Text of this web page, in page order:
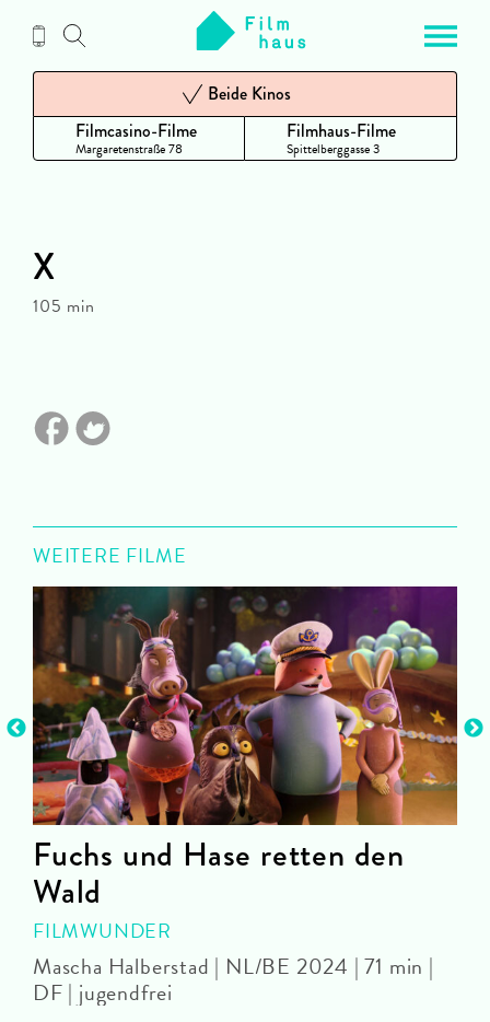
Inhalt
Filmcasino-Filme
Margaretenstraße 78
Beide Kinos
Filmhaus-Filme
Spittelberggasse 3
X
105 min
WEITERE FILME
Fuchs und Hase retten den
Wald
FILMWUNDER
Mascha Halberstad | NL/BE 2024 | 71 min |
DF | jugendfrei